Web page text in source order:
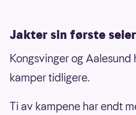
Jakter sin første seier
Kongsvinger og
kamper tidligere.
Ti av kampene har endt